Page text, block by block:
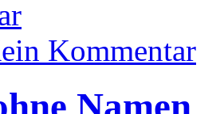
Kommentar